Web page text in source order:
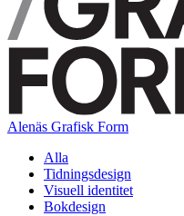
Alenäs Grafisk Form
Alla
Tidningsdesign
Visuell identitet
Bokdesign